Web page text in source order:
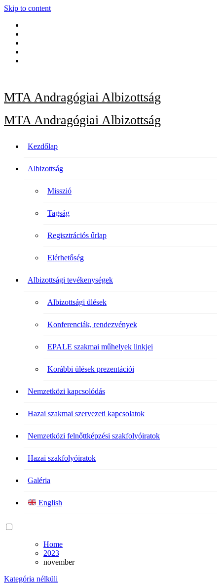
Skip to content
MTA Andragógiai Albizottság
MTA Andragógiai Albizottság
Kezdőlap
Albizottság
Misszió
Tagság
Regisztrációs űrlap
Elérhetőség
Albizottsági tevékenységek
Albizottsági ülések
Konferenciák, rendezvények
EPALE szakmai műhelyek linkjei
Korábbi ülések prezentációi
Nemzetközi kapcsolódás
Hazai szakmai szervezeti kapcsolatok
Nemzetközi felnőttképzési szakfolyóiratok
Hazai szakfolyóiratok
Galéria
English
Home
2023
november
Kategória nélküli